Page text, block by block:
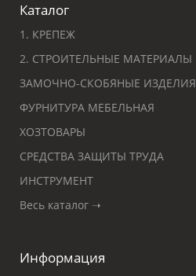
Каталог
1. КРЕПЕЖ
2. СТРОИТЕЛЬНЫЕ МАТЕРИАЛЫ
ЗАМОЧНО-СКОБЯНЫЕ ИЗДЕЛИЯ
ФУРНИТУРА МЕБЕЛЬНАЯ
ХОЗТОВАРЫ
СРЕДСТВА ЗАЩИТЫ ТРУДА
ИНСТРУМЕНТ
Весь каталог ➝
Информация